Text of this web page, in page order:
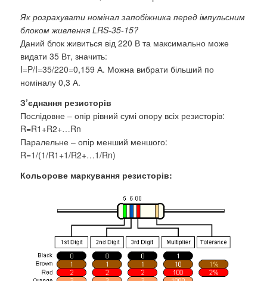
Як розрахувати номінал запобіжника перед імпульсним
блоком живлення LRS-35-15?
Даний блок живиться від 220 В та максимально може
видати 35 Вт, значить:
I=P/I=35/220=0,159 А. Можна вибрати більший по
номіналу 0,3 А.
З’єднання резисторів
Послідовне – опір рівний сумі опору всіх резисторів:
R=R1+R2+…Rn
Паралельне – опір менший меншого:
R=1/(1/R1+1/R2+…1/Rn)
Кольорове маркування резисторів: